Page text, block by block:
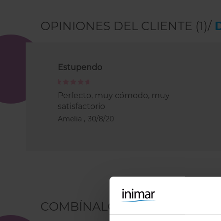
OPINIONES DEL CLIENTE (1)/
Estupendo
Perfecto, muy cómodo, muy
satisfactorio
Amelia , 30/8/20
COMBÍNALO CON